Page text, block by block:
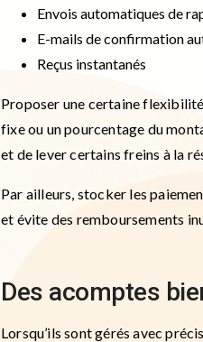
Envois automatiques de
E-mails de confirmation
Reçus instantanés
Proposer une certaine
fixe ou un pourcentage du
et de lever certains freins à la
Par ailleurs, stocker les
et évite des remboursements
Des acomptes
Lorsqu’ils sont gérés avec